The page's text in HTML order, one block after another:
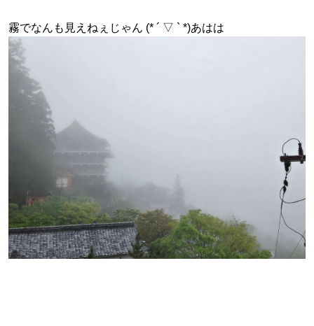
霧でなんも見えねぇじゃん (* ´ ▽ ` *)あはは